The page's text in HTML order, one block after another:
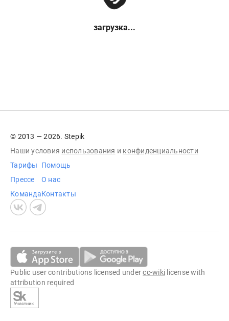
загрузка...
© 2013 — 2026. Stepik
Наши условия использования и конфиденциальности
Тарифы
Прессе
Команда
Помощь
О нас
Контакты
Public user contributions licensed undercc-wiki license with
attribution required